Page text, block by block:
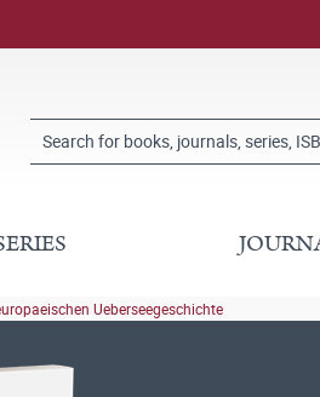
Ueberseegeschichte